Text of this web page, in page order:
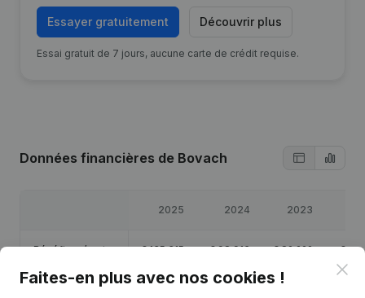
Essayer gratuitement Découvrir plus
Essai gratuit de 7 jours, aucune carte de crédit requise.
Données financières de Bovach
2025 2024 2023
Bénéfices/pertes €135 315 €98 916 €82 222 €82
Capitaux propres
Faites-en plus avec nos cookies !